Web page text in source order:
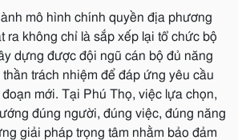
mô hình chính quyền địa phương
ra không chỉ là sắp xếp lại tổ chức bộ
dựng được đội ngũ cán bộ đủ năng
thần trách nhiệm để đáp ứng yêu cầu
mới. Tại Phú Thọ, việc lựa chọn,
đúng người, đúng việc, đúng năng
giải pháp trọng tâm nhằm bảo đảm